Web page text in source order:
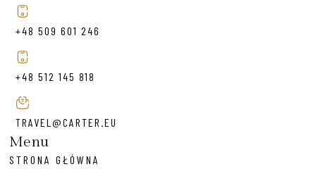
+48 509 601 246
+48 512 145 818
TRAVEL@CARTER.EU
Menu
STRONA GŁÓWNA